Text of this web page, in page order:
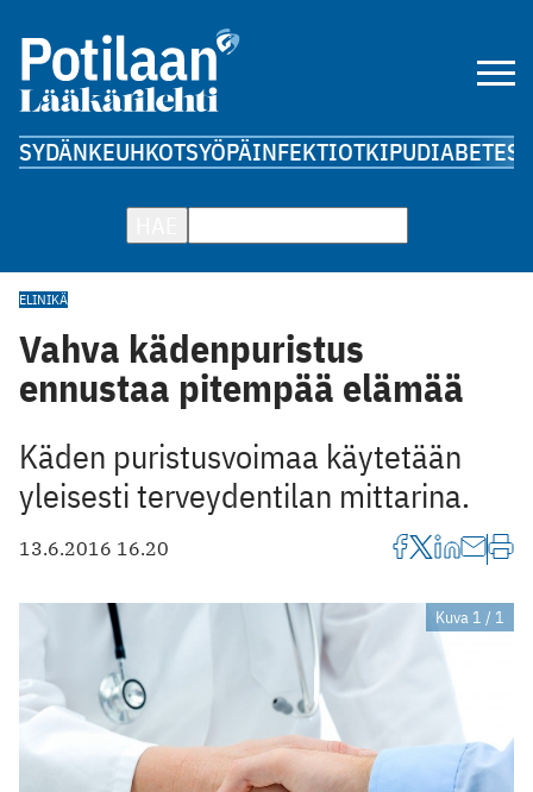
SYDÄNKEUHKOTSYÖPÄINFEKTIOTKIPUDIABETES
ELINIKÄ
Vahva kädenpuristus
ennustaa pitempää elämää
Käden puristusvoimaa käytetään
yleisesti terveydentilan mittarina.
13.6.2016 16.20
Kuva 1 / 1